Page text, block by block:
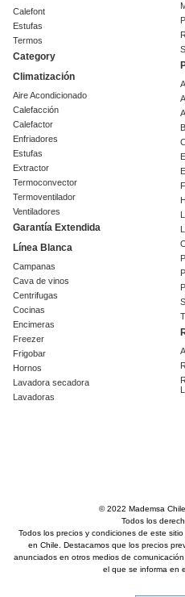
Calefont
Estufas
Termos
Category
Climatización
Aire Acondicionado
Calefacción
Calefactor
Enfriadores
Estufas
Extractor
Termoconvector
Termoventilador
Ventiladores
Garantía Extendida
Línea Blanca
Campanas
Cava de vinos
Centrifugas
Cocinas
Encimeras
Freezer
Frigobar
Hornos
Lavadora secadora
Lavadoras
© 2022 Mademsa
Todos los
Todos los precios y condiciones de este
en Chile. Destacamos que los precios
anunciados en otros medios de
el que se informa en